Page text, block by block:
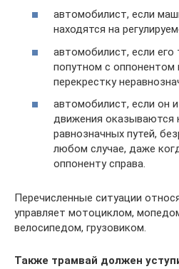
автомобилист, если
находятся на
автомобилист, если его
попутном с оппонентом
перекрестку
автомобилист, если он
движения оказываются
равнозначных путей,
любом случае, даже
оппоненту справа.
Перечисленные ситуации
управляет мотоциклом,
велосипедом, грузовиком.
Также трамвай должен